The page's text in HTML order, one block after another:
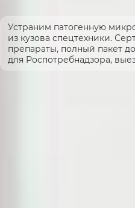
Устраним патогенную
из кузова спецтехники.
препараты, полный пакет
для Роспотребнадзора,